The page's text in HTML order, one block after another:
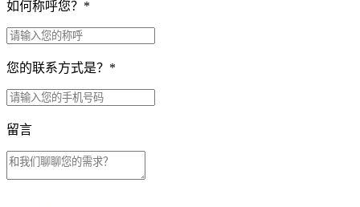
如何称呼您？ *
您的联系方式是？ *
留言